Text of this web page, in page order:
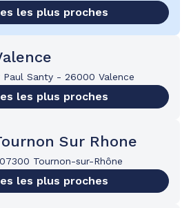
les plus proches
Paul Santy - 26000 Valence
les plus proches
Sur Rhone
07300 Tournon-sur-Rhône
les plus proches